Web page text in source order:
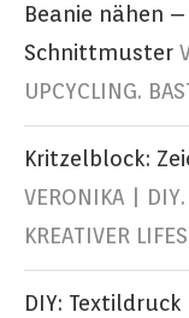
Beanie nähen
Schnittmuster
UPCYCLING.
Kritzelblock:
VERONIKA | DIY.
KREATIVER
DIY: